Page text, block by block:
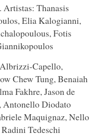
Thanasis
Elia Kalogianni,
Fotis
Capello,
Chew Tung, Benaiah
Fakhre, Jason de
Antonello Diodato
Maquignaz, Nello
Tedeschi